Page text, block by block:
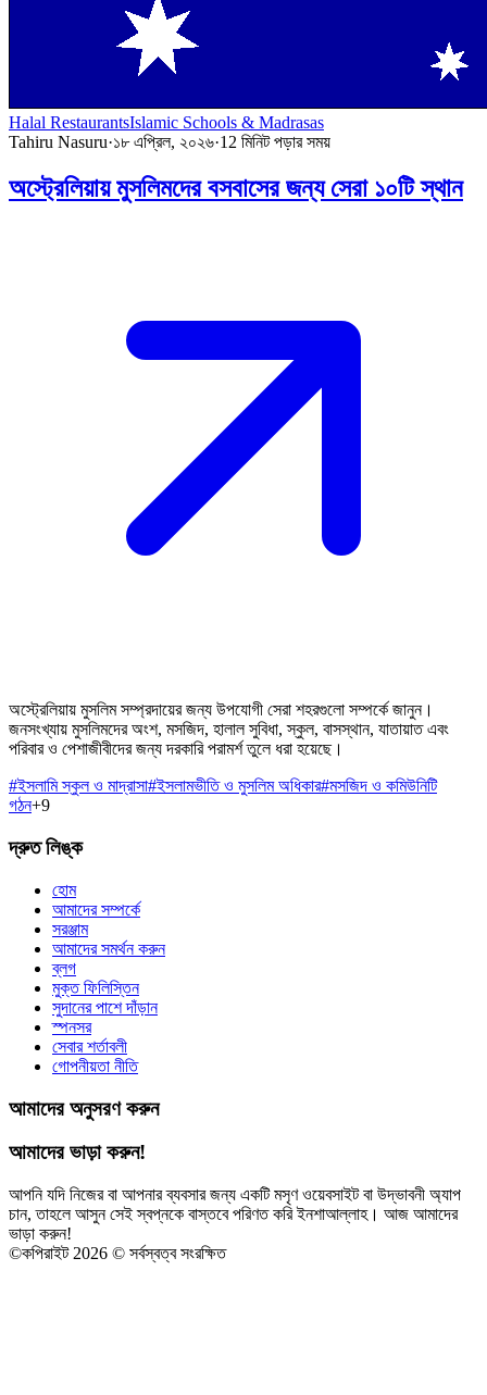
Halal RestaurantsIslamic Schools & Madrasas
Tahiru Nasuru·১৮ এপ্রিল, ২০২৬·12 মিনিট পড়ার সময়
অস্ট্রেলিয়ায় মুসলিমদের বসবাসের জন্য সেরা ১০টি স্থান
অস্ট্রেলিয়ায় মুসলিম সম্প্রদায়ের জন্য উপযোগী সেরা শহরগুলো সম্পর্কে জানুন।
জনসংখ্যায় মুসলিমদের অংশ, মসজিদ, হালাল সুবিধা, স্কুল, বাসস্থান, যাতায়াত এবং
পরিবার ও পেশাজীবীদের জন্য দরকারি পরামর্শ তুলে ধরা হয়েছে।
#ইসলামি স্কুল ও মাদ্রাসা#ইসলামভীতি ও মুসলিম অধিকার#মসজিদ ও কমিউনিটি
গঠন+9
দ্রুত লিঙ্ক
হোম
আমাদের সম্পর্কে
সরঞ্জাম
আমাদের সমর্থন করুন
ব্লগ
মুক্ত ফিলিস্তিন
সুদানের পাশে দাঁড়ান
স্পনসর
সেবার শর্তাবলী
গোপনীয়তা নীতি
আমাদের অনুসরণ করুন
আমাদের ভাড়া করুন!
আপনি যদি নিজের বা আপনার ব্যবসার জন্য একটি মসৃণ ওয়েবসাইট বা উদ্ভাবনী অ্যাপ
চান, তাহলে আসুন সেই স্বপ্নকে বাস্তবে পরিণত করি ইনশাআল্লাহ। আজ আমাদের
ভাড়া করুন!
©কপিরাইট 2026 © সর্বস্বত্ব সংরক্ষিত